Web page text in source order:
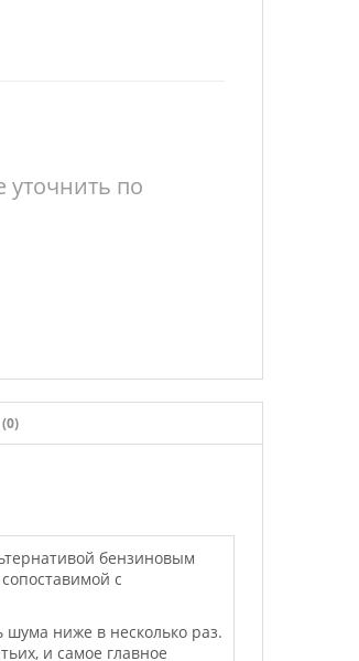
по
бензиновым
с
шума ниже в несколько раз.
и самое главное